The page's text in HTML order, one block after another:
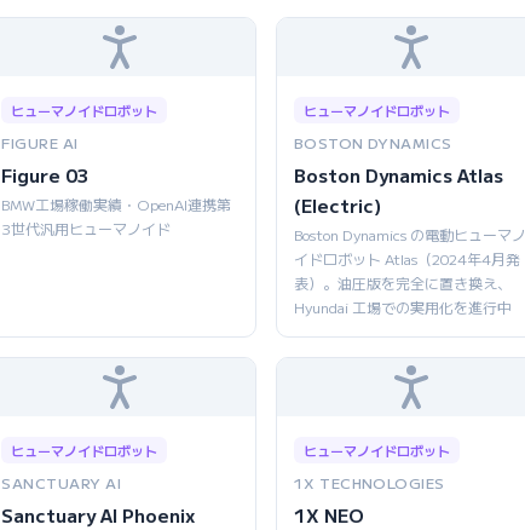
ヒューマノイドロボット
FIGURE AI
Figure 03
BMW工場稼働実績・OpenAI連携第
3世代汎用ヒューマノイド
ヒューマノイドロボット
BOSTON DYNAMICS
Boston Dynamics Atlas
(Electric)
Boston Dynamics の電動ヒューマノ
イドロボット Atlas（2024年4月発
表）。油圧版を完全に置き換え、
Hyundai 工場での実用化を進行中
ヒューマノイドロボット
SANCTUARY AI
Sanctuary AI Phoenix
ヒューマノイドロボット
1X TECHNOLOGIES
1X NEO